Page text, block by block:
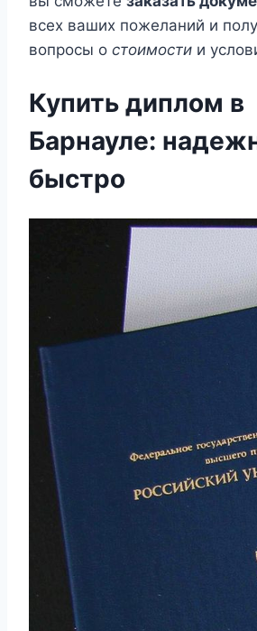
всех ваших пожеланий и
вопросы о стоимости и
Купить диплом в
Барнауле:
быстро